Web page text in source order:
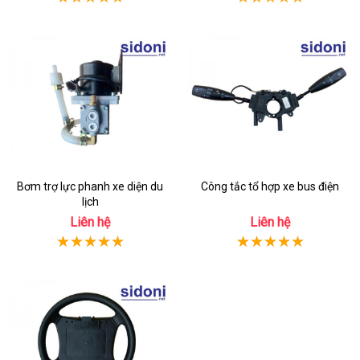
Bơm trợ lực phanh xe diện du
lịch
Liên hệ
Công tắc tổ hợp xe bus điện
Liên hệ